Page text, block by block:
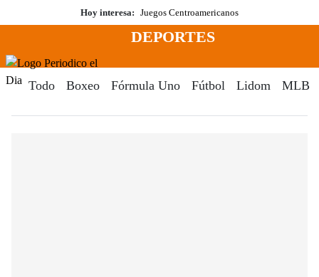
al
Hoy interesa: Juegos Centroamericanos
Menú
DEPORTES
Todo Boxeo Fórmula Uno Fútbol Lidom MLB